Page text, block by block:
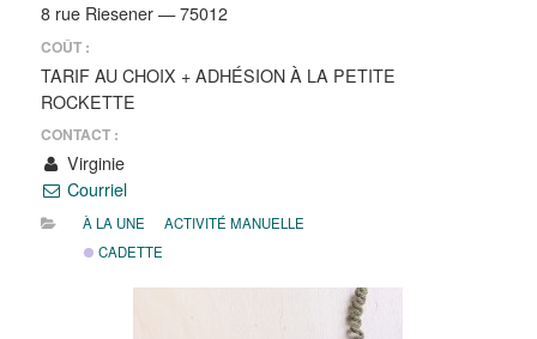
8 rue Riesener — 75012
COÛT :
TARIF AU CHOIX + ADHÉSION À LA PETITE
ROCKETTE
CONTACT :
Virginie
Courriel
À LA UNE
ACTIVITÉ MANUELLE
CADETTE